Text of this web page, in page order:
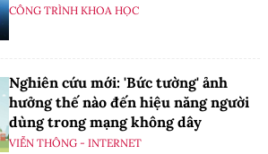
CÔNG TRÌNH KHOA HỌC
Nghiên cứu mới: 'Bức tường' ảnh
hưởng thế nào đến hiệu năng người
dùng trong mạng không dây
VIỄN THÔNG - INTERNET